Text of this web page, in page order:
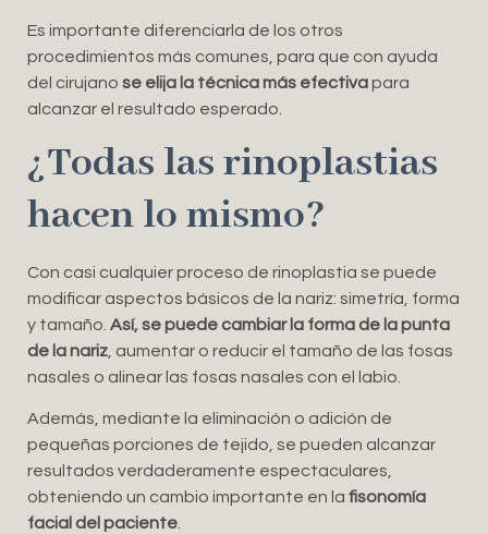
Es importante diferenciarla de los otros
procedimientos más comunes, para que con ayuda
del cirujano se elija la técnica más efectivapara
alcanzar el resultado esperado.
¿Todas las rinoplastias
hacen lo mismo?
Con casi cualquier proceso de rinoplastia se puede
modificar aspectos básicos de la nariz: simetría, forma
y tamaño. Así, se puede cambiar la forma de la punta
de la nariz , aumentar o reducir el tamaño de las fosas
nasales o alinear las fosas nasales con el labio.
Además, mediante la eliminación o adición de
pequeñas porciones de tejido, se pueden alcanzar
resultados verdaderamente espectaculares,
obteniendo un cambio importante en la fisonomía
facial del paciente.